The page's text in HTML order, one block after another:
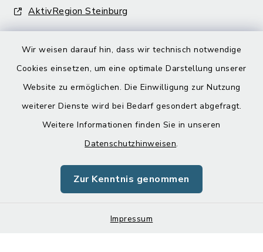
Wir weisen darauf hin, dass wir technisch notwendige
Cookies einsetzen, um eine optimale Darstellung unserer
Website zu ermöglichen. Die Einwilligung zur Nutzung
weiterer Dienste wird bei Bedarf gesondert abgefragt.
Weitere Informationen finden Sie in unseren
Datenschutzhinweisen.
Zur Kenntnis genommen
Impressum
AktivRegion Steinburg
Barrierefreiheit
Sitemap